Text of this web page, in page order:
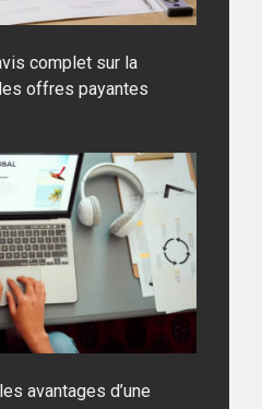
complet sur la
offres payantes
avantages d’une